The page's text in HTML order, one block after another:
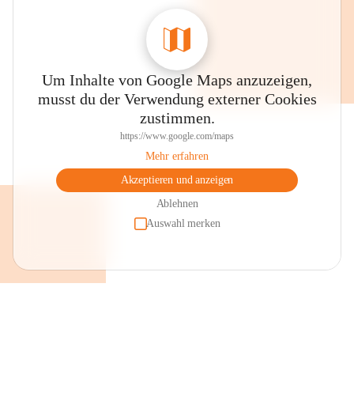
Um Inhalte von Google Maps anzuzeigen,
musst du der Verwendung externer Cookies
zustimmen.
https://www.google.com/maps
Mehr erfahren
Akzeptieren und anzeigen
Ablehnen
Auswahl merken